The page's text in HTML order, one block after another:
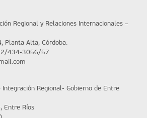
Regional y Relaciones Internacionales –
Planta Alta, Córdoba.
434-3056/57
Integración Regional- Gobierno de Entre
Entre Ríos